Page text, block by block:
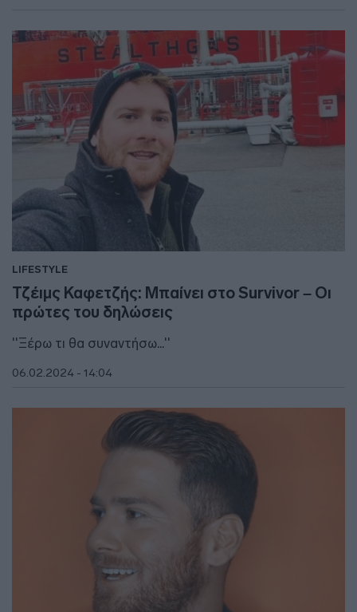
LIFESTYLE
Τζέιμς Καφετζής: Μπαίνει στο Survivor – Οι
πρώτες του δηλώσεις
''Ξέρω τι θα συναντήσω...''
06.02.2024 - 14:04